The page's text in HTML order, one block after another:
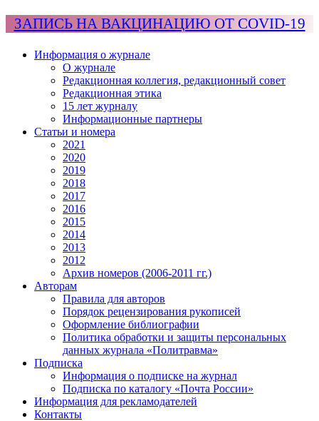
ЗАПИСЬ НА ВАКЦИНАЦИЮ ОТ COVID-19
Информация о журнале
О журнале
Редакционная коллегия, редакционный совет
Редакционная этика
15 лет журналу
Информационные партнеры
Статьи и номера
2021
2020
2019
2018
2017
2016
2015
2014
2013
2012
Архив номеров (2006-2011 гг.)
Авторам
Правила для авторов
Порядок рецензирования рукописей
Оформление библиографии
Политика обработки и защиты персональных
данных журнала «Политравма»
Подписка
Информация о подписке на журнал
Подписка по каталогу «Почта России»
Информация для рекламодателей
Контакты